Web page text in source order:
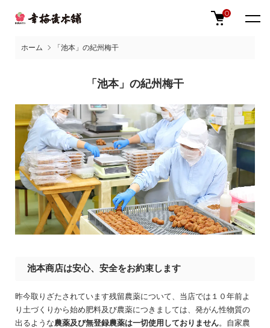
0
ホーム 「池本」の紀州梅干
「池本」の紀州梅干
池本商店は安心、安全をお約束します
昨今取りざたされています残留農薬について、当店では１０年前よ
り土づくりから始め肥料及び農薬につきましては、発がん性物質の
出るような農薬及び無登録農薬は一切使用しておりません。自家農